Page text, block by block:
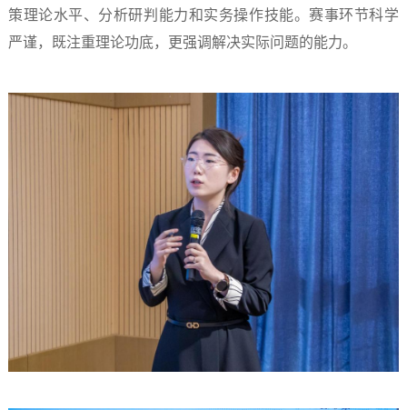
策理论水平、分析研判能力和实务操作技能。赛事环节科学
严谨，既注重理论功底，更强调解决实际问题的能力。